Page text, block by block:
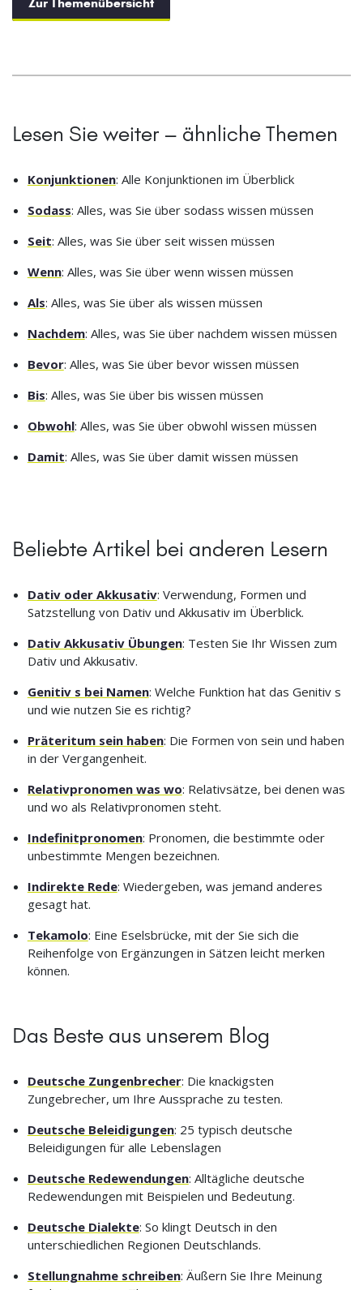
Lesen Sie weiter – ähnliche Themen
Konjunktionen: Alle Konjunktionen im Überblick
Sodass: Alles, was Sie über sodass wissen müssen
Seit: Alles, was Sie über seit wissen müssen
Wenn: Alles, was Sie über wenn wissen müssen
Als: Alles, was Sie über als wissen müssen
Nachdem: Alles, was Sie über nachdem wissen müssen
Bevor: Alles, was Sie über bevor wissen müssen
Bis: Alles, was Sie über bis wissen müssen
Obwohl: Alles, was Sie über obwohl wissen müssen
Damit: Alles, was Sie über damit wissen müssen
Beliebte Artikel bei anderen Lesern
Dativ oder Akkusativ: Verwendung, Formen und
Satzstellung von Dativ und Akkusativ im Überblick.
Dativ Akkusativ Übungen: Testen Sie Ihr Wissen zum
Dativ und Akkusativ.
Genitiv s bei Namen: Welche Funktion hat das Genitiv s
und wie nutzen Sie es richtig?
Präteritum sein haben: Die Formen von sein und haben
in der Vergangenheit.
Relativpronomen was wo: Relativsätze, bei denen was
und wo als Relativpronomen steht.
Indefinitpronomen: Pronomen, die bestimmte oder
unbestimmte Mengen bezeichnen.
Indirekte Rede: Wiedergeben, was jemand anderes
gesagt hat.
Tekamolo: Eine Eselsbrücke, mit der Sie sich die
Reihenfolge von Ergänzungen in Sätzen leicht merken
können.
Das Beste aus unserem Blog
Deutsche Zungenbrecher: Die knackigsten
Zungebrecher, um Ihre Aussprache zu testen.
Deutsche Beleidigungen: 25 typisch deutsche
Beleidigungen für alle Lebenslagen
Deutsche Redewendungen: Alltägliche deutsche
Redewendungen mit Beispielen und Bedeutung.
Deutsche Dialekte: So klingt Deutsch in den
unterschiedlichen Regionen Deutschlands.
Stellungnahme schreiben: Äußern Sie Ihre Meinung